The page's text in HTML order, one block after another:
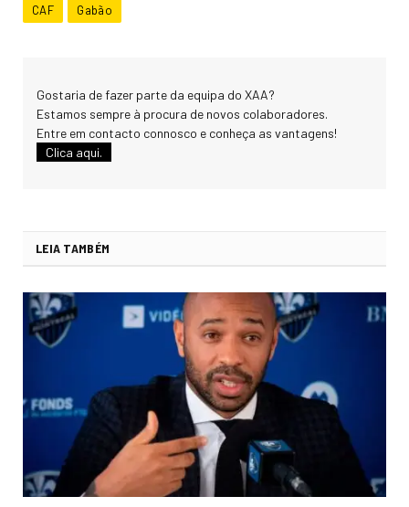
CAF Gabão
Gostaria de fazer parte da equipa do XAA?
Estamos sempre à procura de novos colaboradores.
Entre em contacto connosco e conheça as vantagens!
Clica aqui.
LEIA TAMBÉM